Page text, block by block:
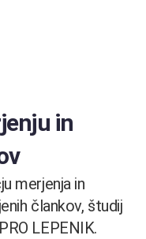
in
merjenja in
člankov, študij
LEPENIK.